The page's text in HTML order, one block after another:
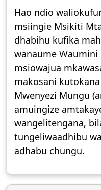
Hao ndio
msiingie Msikiti
dhabihu kufika
wanaume
msiowajua
makosani
Mwenyezi Mungu
amuingize
wangelitengana,
tungeliwaadhibu
adhabu chungu.